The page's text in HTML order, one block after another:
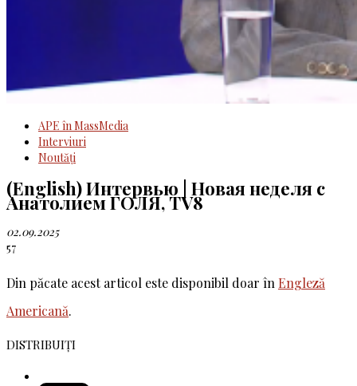
APE în MassMedia
Interviuri
Noutăţi
(English) Интервью | Новая неделя с
Анатолием ГОЛЯ, TV8
02.09.2025
57
Din păcate acest articol este disponibil doar înEngleză
Americană.
DISTRIBUIȚI